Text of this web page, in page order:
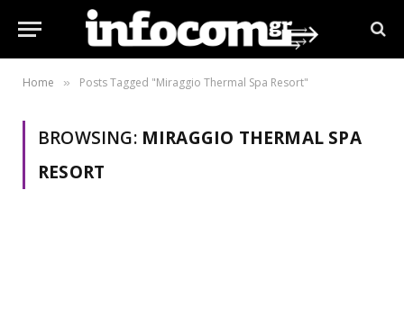
Home » Posts Tagged "Miraggio Thermal Spa Resort"
BROWSING: MIRAGGIO THERMAL SPA
RESORT